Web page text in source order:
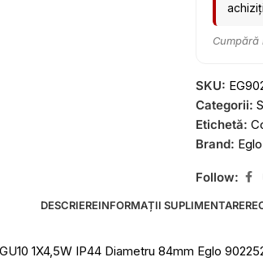
Cumpără
SKU:
Categorii:
Etichetă:
Brand: Eglo
Follow:
DESCRIEREINFORMAȚII SUPLIMENTARE
1X4,5W IP44 Diametru 84mm Eglo